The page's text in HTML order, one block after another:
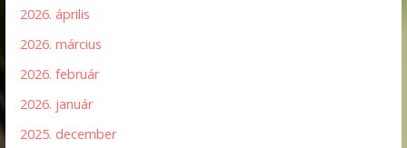
2026. április
2026. március
2026. február
2026. január
2025. december